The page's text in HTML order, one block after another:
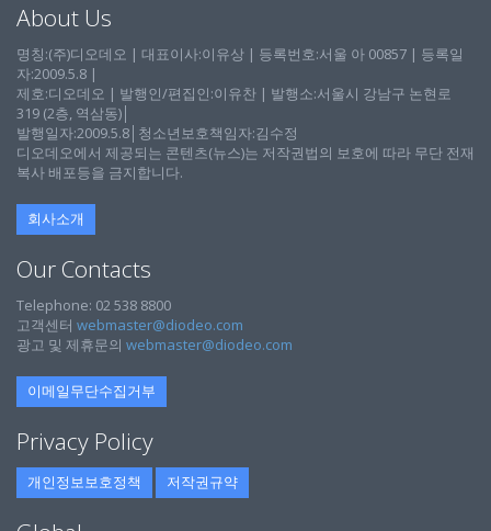
About Us
명칭:(주)디오데오 | 대표이사:이유상 | 등록번호:서울 아 00857 | 등록일
자:2009.5.8 |
제호:디오데오 | 발행인/편집인:이유찬 | 발행소:서울시 강남구 논현로
319 (2층, 역삼동)│
발행일자:2009.5.8│청소년보호책임자:김수정
디오데오에서 제공되는 콘텐츠(뉴스)는 저작권법의 보호에 따라 무단 전재
복사 배포등을 금지합니다.
회사소개
Our Contacts
Telephone: 02 538 8800
고객센터 webmaster@diodeo.com
광고 및 제휴문의 webmaster@diodeo.com
이메일무단수집거부
Privacy Policy
개인정보보호정책 저작권규약